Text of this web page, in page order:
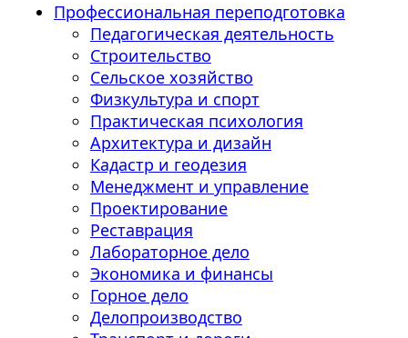
Профессиональная переподготовка
Педагогическая деятельность
Строительство
Сельское хозяйство
Физкультура и спорт
Практическая психология
Архитектура и дизайн
Кадастр и геодезия
Менеджмент и управление
Проектирование
Реставрация
Лабораторное дело
Экономика и финансы
Горное дело
Делопроизводство